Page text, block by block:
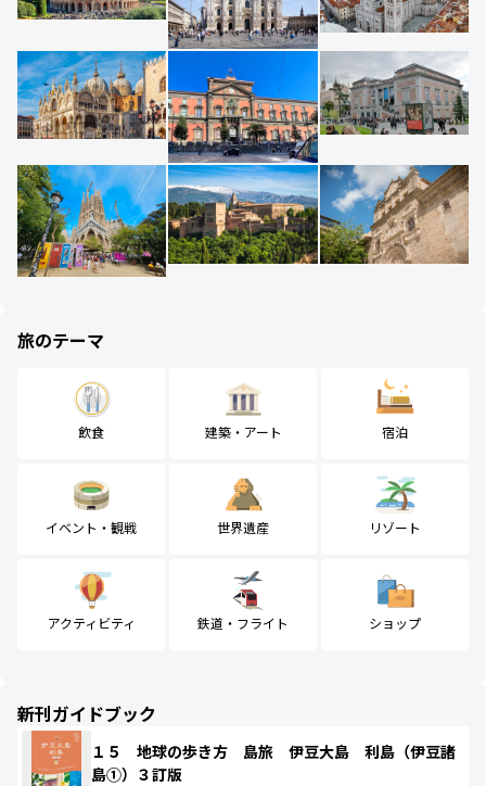
旅のテーマ
飲食 建築・アート 宿泊
イベント・観戦 世界遺産 リゾート
アクティビティ 鉄道・フライト ショップ
新刊ガイドブック
１５ 地球の歩き方 島旅 伊豆大島 利島（伊豆諸
島①）３訂版